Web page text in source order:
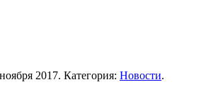
2017. Категория: Новости.